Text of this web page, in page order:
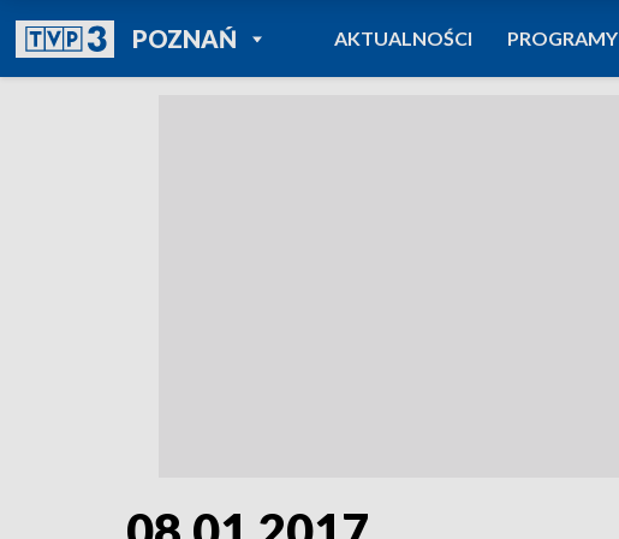
POZNAŃPOWRÓT DO
TVP REGIONY
AKTUALNOŚCI PROGRAMY